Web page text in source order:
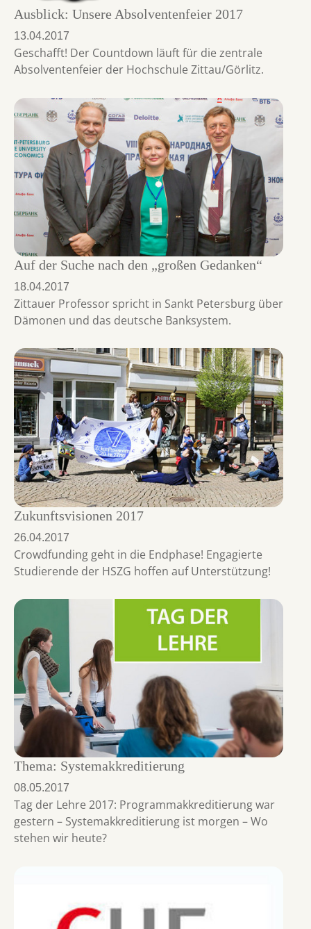
Ausblick: Unsere Absolventenfeier 2017
13.04.2017
Geschafft! Der Countdown läuft für die zentrale
Absolventenfeier der Hochschule Zittau/Görlitz.
Auf der Suche nach den „großen Gedanken“
18.04.2017
Zittauer Professor spricht in Sankt Petersburg über
Dämonen und das deutsche Banksystem.
Zukunftsvisionen 2017
26.04.2017
Crowdfunding geht in die Endphase! Engagierte
Studierende der HSZG hoffen auf Unterstützung!
Thema: Systemakkreditierung
08.05.2017
Tag der Lehre 2017: Programmakkreditierung war
gestern – Systemakkreditierung ist morgen – Wo
stehen wir heute?